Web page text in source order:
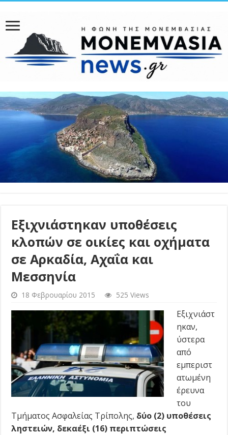
Εξιχνιάστηκαν υποθέσεις
κλοπών σε οικίες και οχήματα
σε Αρκαδία, Αχαΐα και
Μεσσηνία
18 Φεβρουαρίου 2015 525 Views
Εξιχνιάστ
ηκαν,
ύστερα
από
εμπεριστ
ατωμένη
έρευνα
του
Τμήματος Ασφαλείας Τρίπολης, δύο (2) υποθέσεις
ληστειών, δεκαέξι (16) περιπτώσεις